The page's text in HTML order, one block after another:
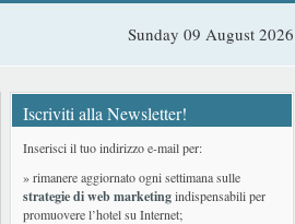
Sunday 09 August 2026
Iscriviti alla Newsletter!
Inserisci il tuo indirizzo e-mail per:
» rimanere aggiornato ogni settimana sulle
strategie di web marketingindispensabili per
promuovere l’hotel su Internet;